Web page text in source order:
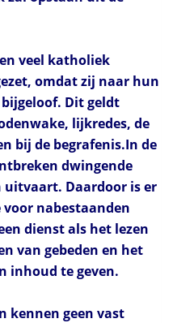
veel katholiek
omdat zij naar hun
Dit geldt
lijkredes, de
bij de begrafenis.In de
dwingende
Daardoor is er
nabestaanden
dienst als het lezen
van gebeden en het
inhoud te geven.
kennen geen vast